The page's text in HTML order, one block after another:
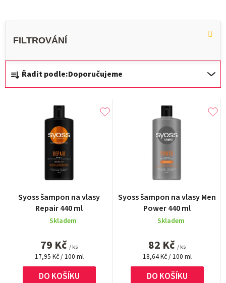
Ř
a
Řadit podle:Doporučujeme
Syoss šampon na vlasy
Repair 440 ml
hodnocení
produktu
je
z
5
hvězdiček.
Skladem
79 Kč / ks
Měrná
cena:
17,95 Kč / 100 ml
DO KOŠÍKU
Syoss šampon na vlasy Men
Power 440 ml
Skladem
82 Kč / ks
Měrná
cena:
18,64 Kč / 100 ml
DO KOŠÍKU